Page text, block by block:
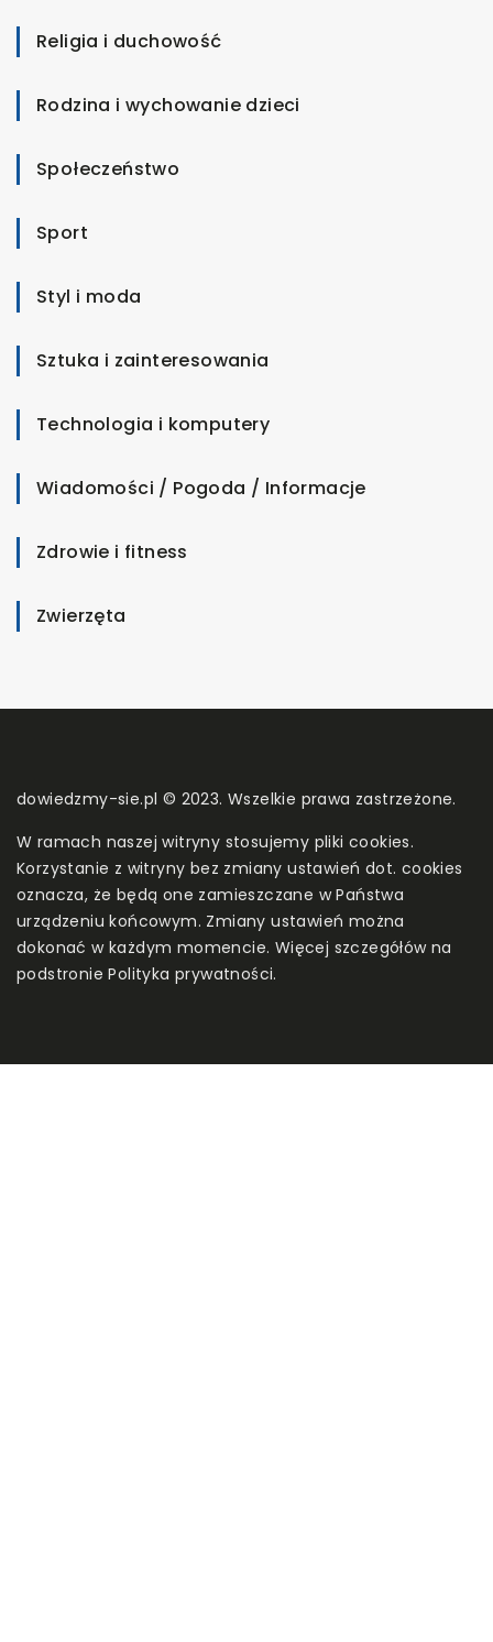
Religia i duchowość
Rodzina i wychowanie dzieci
Społeczeństwo
Sport
Styl i moda
Sztuka i zainteresowania
Technologia i komputery
Wiadomości / Pogoda / Informacje
Zdrowie i fitness
Zwierzęta
dowiedzmy-sie.pl © 2023. Wszelkie prawa zastrzeżone.
W ramach naszej witryny stosujemy pliki cookies.
Korzystanie z witryny bez zmiany ustawień dot. cookies
oznacza, że będą one zamieszczane w Państwa
urządzeniu końcowym. Zmiany ustawień można
dokonać w każdym momencie. Więcej szczegółów na
podstroniePolityka prywatności.